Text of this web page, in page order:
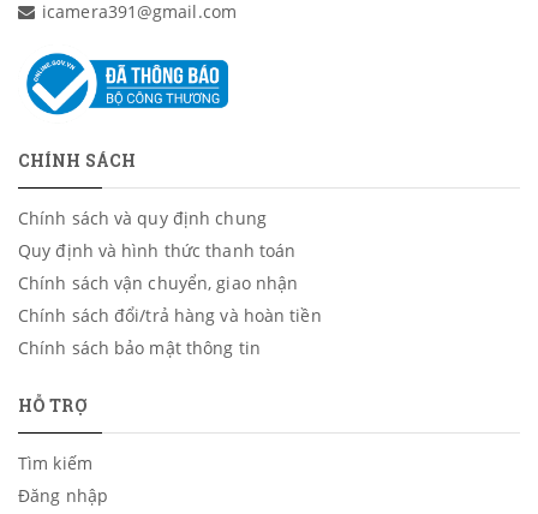
icamera391@gmail.com
CHÍNH SÁCH
Chính sách và quy định chung
Quy định và hình thức thanh toán
Chính sách vận chuyển, giao nhận
Chính sách đổi/trả hàng và hoàn tiền
Chính sách bảo mật thông tin
HỖ TRỢ
Tìm kiếm
Đăng nhập